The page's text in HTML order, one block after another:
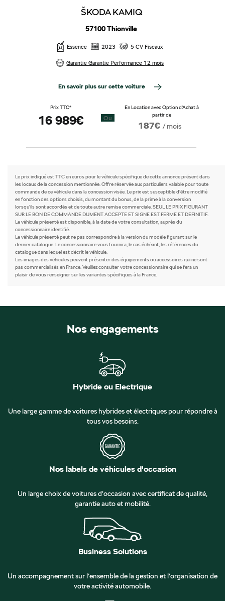
ŠKODA KAMIQ
57100 Thionville
Essence 2023 5 CV Fiscaux
Garantie Garantie Performance 12 mois
En savoir plus sur cette voiture
Prix TTC*
16 989€ Ou
En Location avec Option d'Achat à
partir de
187€/ mois
Le prix indiqué est TTC en euros pour le véhicule spécifique de cette annonce présent dans
les locaux de la concession mentionnée. Offre réservée aux particuliers valable pour toute
commande de ce véhicule dans la concession visée. Le prix est susceptible d’être modifié
en fonction des options choisis, du montant du bonus, de la prime à la conversion
lorsqu’ils sont accordés et de toute autre remise commerciale. SEUL LE PRIX FIGURANT
SUR LE BON DE COMMANDE DUMENT ACCEPTE ET SIGNE EST FERME ET DEFINITIF.
Le véhicule présenté est disponible, à la date de votre consultation, auprès du
concessionnaire identifié.
Le véhicule présenté peut ne pas correspondre à la version du modèle figurant sur le
dernier catalogue. Le concessionnaire vous fournira, le cas échéant, les références du
catalogue dans lequel est décrit le véhicule.
Les images des véhicules peuvent présenter des équipements ou accessoires qui ne sont
pas commercialisés en France. Veuillez consulter votre concessionnaire qui se fera un
plaisir de vous renseigner sur les variantes spécifiques à la France.
Nos engagements
Hybride ou Electrique
Une large gamme de voitures hybrides et électriques pour répondre à
tous vos besoins.
Nos labels de véhicules d'occasion
Un large choix de voitures d’occasion avec certificat de qualité,
garantie auto et mobilité.
Business Solutions
Un accompagnement sur l’ensemble de la gestion et l’organisation de
votre activité automobile.